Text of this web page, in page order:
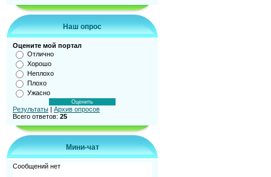
Наш опрос
Оцените мой портал
Отлично
Хорошо
Неплохо
Плохо
Ужасно
Результаты | Архив опросов
Всего ответов: 25
Мини-чат